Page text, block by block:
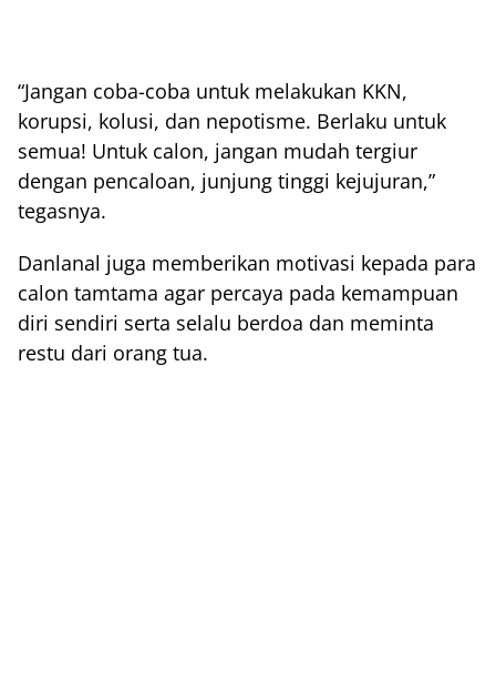
“Jangan coba-coba untuk melakukan KKN,
korupsi, kolusi, dan nepotisme. Berlaku untuk
semua! Untuk calon, jangan mudah tergiur
dengan pencaloan, junjung tinggi kejujuran,”
tegasnya.
Danlanal juga memberikan motivasi kepada para
calon tamtama agar percaya pada kemampuan
diri sendiri serta selalu berdoa dan meminta
restu dari orang tua.